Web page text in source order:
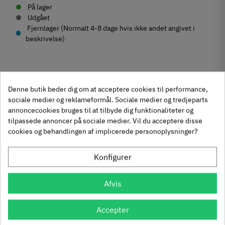
På lager
Udgået
Fjernlager (Normalt 4-8 dage hvis ikke andet angivet i
beskrivelse)
Produktegenskaber
Mærker Haefele
Reference111.71.000
Produktinformation
160 mm
Anmeldelser
Anmeldelser (0)
-50% -60%
Denne butik beder dig om at acceptere cookies til performance,
sociale medier og reklameformål. Sociale medier og tredjeparts
annoncecookies bruges til at tilbyde dig funktionaliteter og
tilpassede annoncer på sociale medier. Vil du acceptere disse
cookies og behandlingen af implicerede personoplysninger?
Konfigurer
Afvis
Accepter